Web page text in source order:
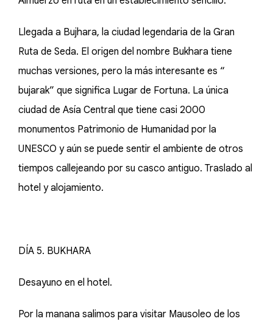
Llegada a Bujhara, la ciudad legendaria de la Gran
Ruta de Seda. El origen del nombre Bukhara tiene
muchas versiones, pero la más interesante es “
bujarak” que significa Lugar de Fortuna. La única
ciudad de Asía Central que tiene casi 2000
monumentos Patrimonio de Humanidad por la
UNESCO y aún se puede sentir el ambiente de otros
tiempos callejeando por su casco antiguo. Traslado al
hotel y alojamiento.
DÍA 5. BUKHARA
Desayuno en el hotel.
Por la manana salimos para visitar Mausoleo de los